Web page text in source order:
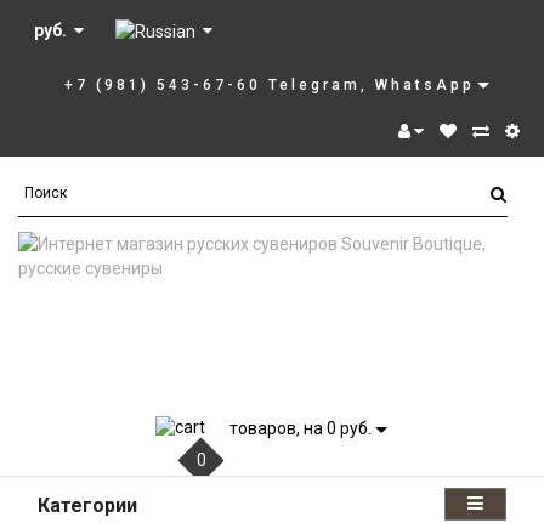
руб.
+7 (981) 543-67-60 Telegram, WhatsApp
0
товаров, на 0 руб.
Категории